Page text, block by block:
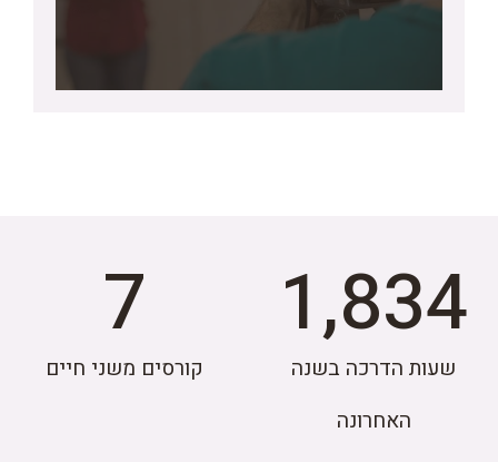
1,834
שעות הדרכה בשנה
האחרונה
7
קורסים משני חיים